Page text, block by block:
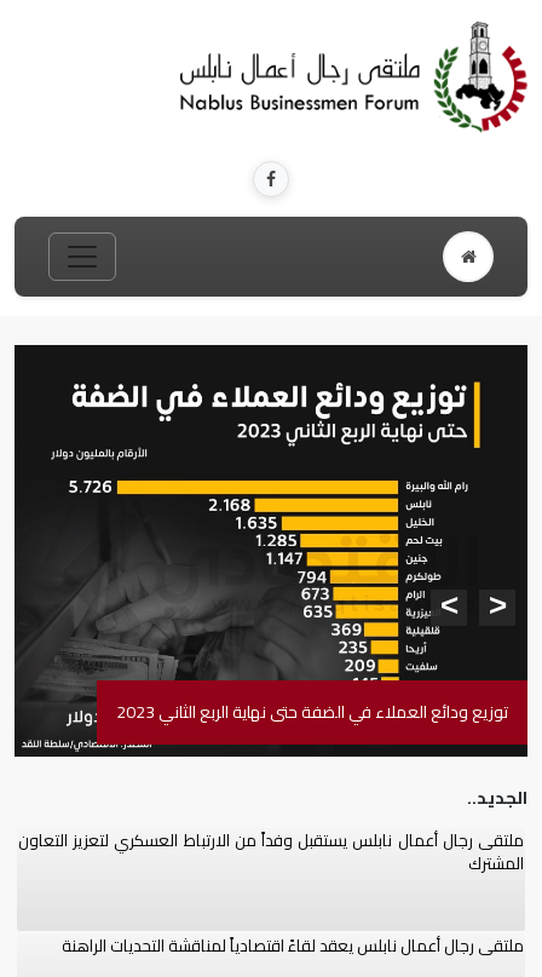
توزيع ودائع العملاء في الضفة حتى نهاية الربع الثاني 2023
الجديد..
المشترك